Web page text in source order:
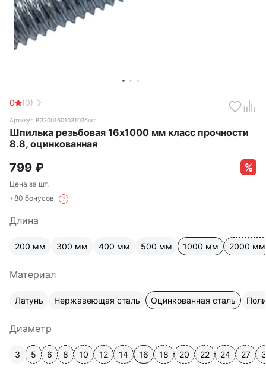
0 (0)
Артикул B32001601031035шт
Шпилька резьбовая 16х1000 мм класс прочности
8.8, оцинкованная
799 ₽
Цена за шт.
+80 бонусов
?
Длина
200 мм 300 мм 400 мм 500 мм 1000 мм 2000 мм
Материал
Латунь Нержавеющая сталь Оцинкованная сталь
Диаметр
3 5 6 8 10 12 14 16 18 20 22 24 27